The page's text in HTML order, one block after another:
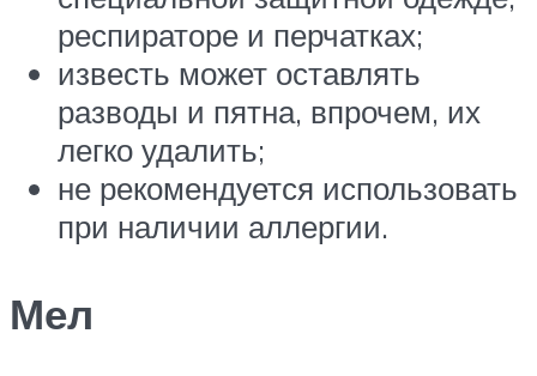
респираторе и перчатках;
известь может оставлять
разводы и пятна, впрочем, их
легко удалить;
не рекомендуется использовать
при наличии аллергии.
Мел